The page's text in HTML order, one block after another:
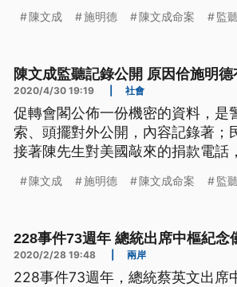
註明為極機密的彩虹資料，根據
陳文成 施明德 陳文成命案 監聽
陳文成監聽記錄公開 原因佮施明德
2020/4/30 19:19 社會
促轉會閣公佈一份機密的資料，是
索、頭擺對外公開，內容記錄著
接著陳先生對美國敲來的捐款電話
註明為極機密的彩虹資料，根據
陳文成 施明德 陳文成命案 監聽
228事件73週年 總統出席中樞紀念
2020/2/28 19:48 兩岸
228事件73週年，總統蔡英文出席